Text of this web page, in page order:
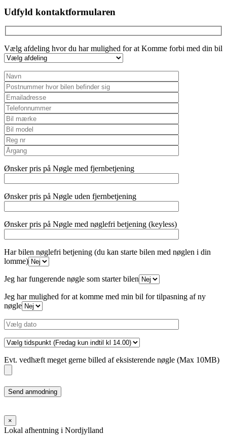
empty.
Udfyld kontaktformularen
Vælg afdeling hvor du har mulighed for at Komme forbi med din bil
Ønsker pris på Nøgle med fjernbetjening
Ønsker pris på Nøgle uden fjernbetjening
Ønsker pris på Nøgle med nøglefri betjening (keyless)
Har bilen nøglefri betjening (du kan starte bilen med nøglen i din
lomme)
Jeg har fungerende nøgle som starter bilen
Jeg har mulighed for at komme med min bil for tilpasning af ny
nøgle
Evt. vedhæft meget gerne billed af eksisterende nøgle (Max 10MB)
Please
leave
field
empty.
×
Lokal afhentning i Nordjylland